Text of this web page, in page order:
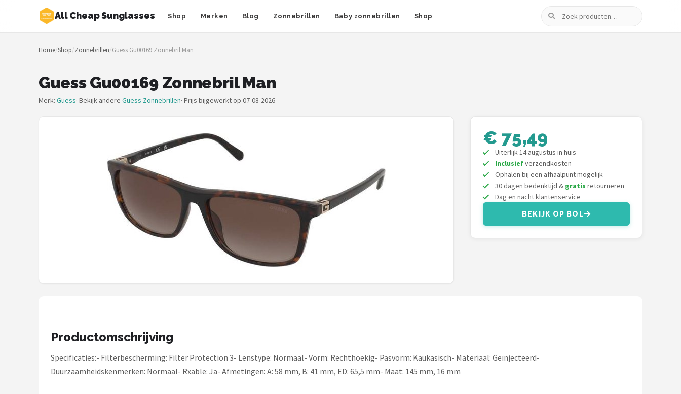
All Cheap Sunglasses Shop Merken Blog Zonnebrillen Baby zonnebrillen Shop
Zoeken
Zoeken
NAVIGATIE
Merken
Kingseven
Montuurtjevoorjou
Fako Fashion®
Home/Shop/Zonnebrillen/Guess Gu00169 Zonnebril Man
Guess Gu00169 Zonnebril Man
Merk: Guess· Bekijk andere Guess Zonnebrillen· Prijs bijgewerkt op 07-08-2026
€ 75,49
Uiterlijk 14 augustus in huis
Inclusiefverzendkosten
Ophalen bij een afhaalpunt mogelijk
30 dagen bedenktijd & gratis retourneren
Dag en nacht klantenservice
BEKIJK OP BOL
Productomschrijving
Specificaties:- Filterbescherming: Filter Protection 3- Lenstype: Normaal- Vorm: Rechthoekig- Pasvorm: Kaukasisch- Materiaal: Geïnjecteerd-
Duurzaamheidskenmerken: Normaal- Rxable: Ja- Afmetingen: A: 58 mm, B: 41 mm, ED: 65,5 mm- Maat: 145 mm, 16 mm